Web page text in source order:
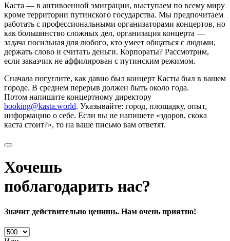
Каста — в антивоенной эмиграции, выступаем по всему миру
кроме территории путинского государства. Мы предпочитаем
работать с профессиональными организаторами концертов, но
как большинство сложных дел, организация концерта —
задача посильная для любого, кто умеет общаться с людьми,
держать слово и считать деньги. Корпораты? Рассмотрим,
если заказчик не аффилирован с путинским режимом.
Сначала погуглите, как давно был концерт Касты был в вашем
городе. В среднем перерыв должен быть около года.
Потом напишите концертному директору
booking@kasta.world. Указывайте: город, площадку, опыт,
информацию о себе. Если вы не напишете «здоров, скока
каста стоит?», то на ваше письмо вам ответят.
Хочешь
поблагодарить нас?
Значит действительно ценишь. Нам очень приятно!